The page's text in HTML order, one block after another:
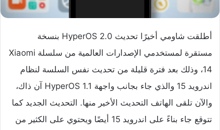
أطلقت شاومي أخيرًا تحديث HyperOS 2.0 بنسخة
مستقرة لمستخدمي الإصدارات العالمية من سلسلة Xiaomi
14، وذلك بعد فترة قليلة من تحديث نفس السلسة لنظام
اندرويد 15 والذي جاء بجانب واجهة HyperOS 1.1 آن ذاك،
والآن تلقى الهاتف التحديث الأخير منها. التحديث الجديد كما
تتوقع جاء بناءً على اندرويد 15 أيضًا ويحتوي على الكثير من